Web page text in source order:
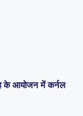
के आयोजन में कर्नल